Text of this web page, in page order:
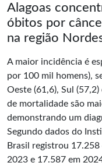
Alagoas
óbitos por
na região
A maior incidência é
por 100 mil homens),
Oeste (61,6), Sul
de mortalidade são
demonstrando um
Segundo dados do
Brasil registrou
2023 e 17.587 em